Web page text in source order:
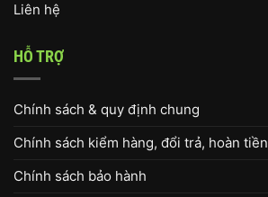
Liên hệ
HỖ TRỢ
Chính sách & quy định chung
Chính sách kiểm hàng, đổi trả, hoàn tiền
Chính sách bảo hành